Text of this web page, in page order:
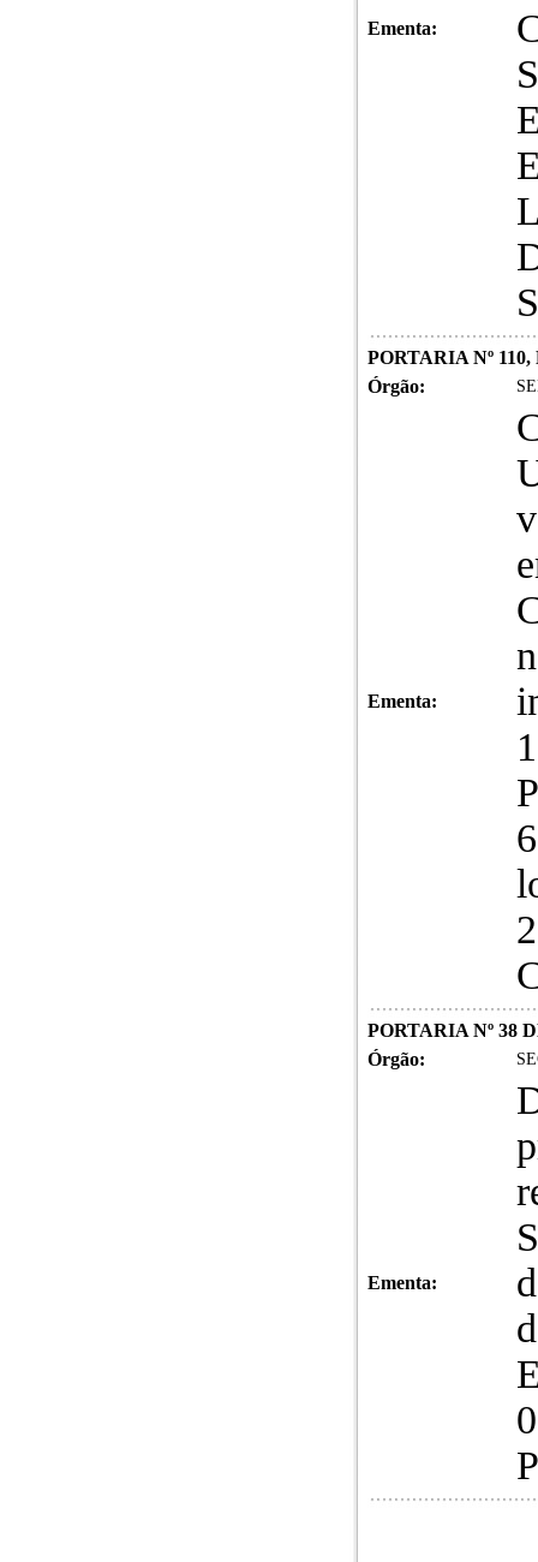
Ementa:
PORTARIA Nº
Órgão:
Ementa:
PORTARIA Nº 38
Órgão:
Ementa: